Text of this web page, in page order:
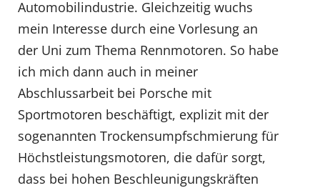
Automobilindustrie. Gleichzeitig wuchs
mein Interesse durch eine Vorlesung an
der Uni zum Thema Rennmotoren. So habe
ich mich dann auch in meiner
Abschlussarbeit bei Porsche mit
Sportmotoren beschäftigt, explizit mit der
sogenannten Trockensumpfschmierung für
Höchstleistungsmotoren, die dafür sorgt,
dass bei hohen Beschleunigungskräften